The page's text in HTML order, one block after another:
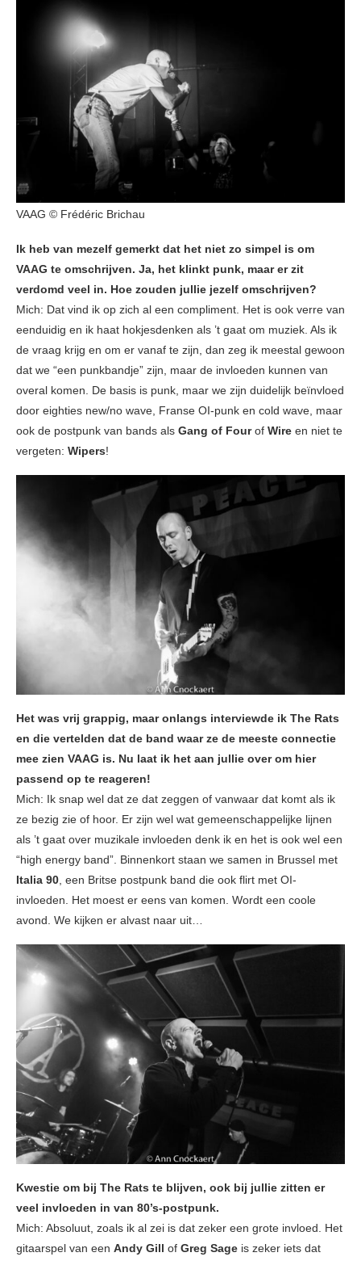
VAAG © Frédéric Brichau
Ik heb van mezelf gemerkt dat het niet zo simpel is om
VAAG te omschrijven. Ja, het klinkt punk, maar er zit
verdomd veel in. Hoe zouden jullie jezelf omschrijven?
Mich: Dat vind ik op zich al een compliment. Het is ook verre van
eenduidig en ik haat hokjesdenken als ’t gaat om muziek. Als ik
de vraag krijg en om er vanaf te zijn, dan zeg ik meestal gewoon
dat we “een punkbandje” zijn, maar de invloeden kunnen van
overal komen. De basis is punk, maar we zijn duidelijk beïnvloed
door eighties new/no wave, Franse OI-punk en cold wave, maar
ook de postpunk van bands als Gang of Fourof Wire en niet te
vergeten: Wipers!
Het was vrij grappig, maar onlangs interviewde ik The Rats
en die vertelden dat de band waar ze de meeste connectie
mee zien VAAG is. Nu laat ik het aan jullie over om hier
passend op te reageren!
Mich: Ik snap wel dat ze dat zeggen of vanwaar dat komt als ik
ze bezig zie of hoor. Er zijn wel wat gemeenschappelijke lijnen
als ’t gaat over muzikale invloeden denk ik en het is ook wel een
“high energy band”. Binnenkort staan we samen in Brussel met
Italia 90 , een Britse postpunk band die ook flirt met OI-
invloeden. Het moest er eens van komen. Wordt een coole
avond. We kijken er alvast naar uit…
Kwestie om bij The Rats te blijven, ook bij jullie zitten er
veel invloeden in van 80’s-postpunk.
Mich: Absoluut, zoals ik al zei is dat zeker een grote invloed. Het
gitaarspel van een Andy Gill of Greg Sage is zeker iets dat